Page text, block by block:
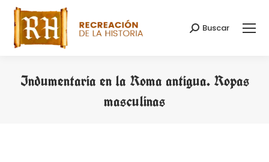
Buscar:
Buscar
Indumentaria en la Roma antigua. Ropas
masculinas